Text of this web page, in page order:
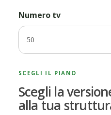
Numero tv
SCEGLI IL PIANO
Scegli la
alla tua